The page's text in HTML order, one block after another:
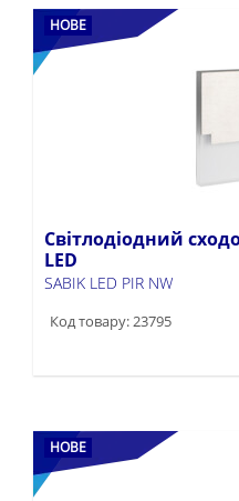
НОВЕ
Світлодіодний
LED
SABIK LED PIR NW
Код товару: 23795
НОВЕ